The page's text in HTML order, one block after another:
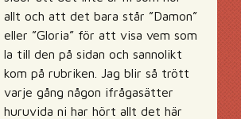
allt och att det bara står ”Damon”
eller ”Gloria” för att visa vem som
la till den på sidan och sannolikt
kom på rubriken. Jag blir så trött
varje gång någon ifrågasätter
huruvida ni har hört allt det här